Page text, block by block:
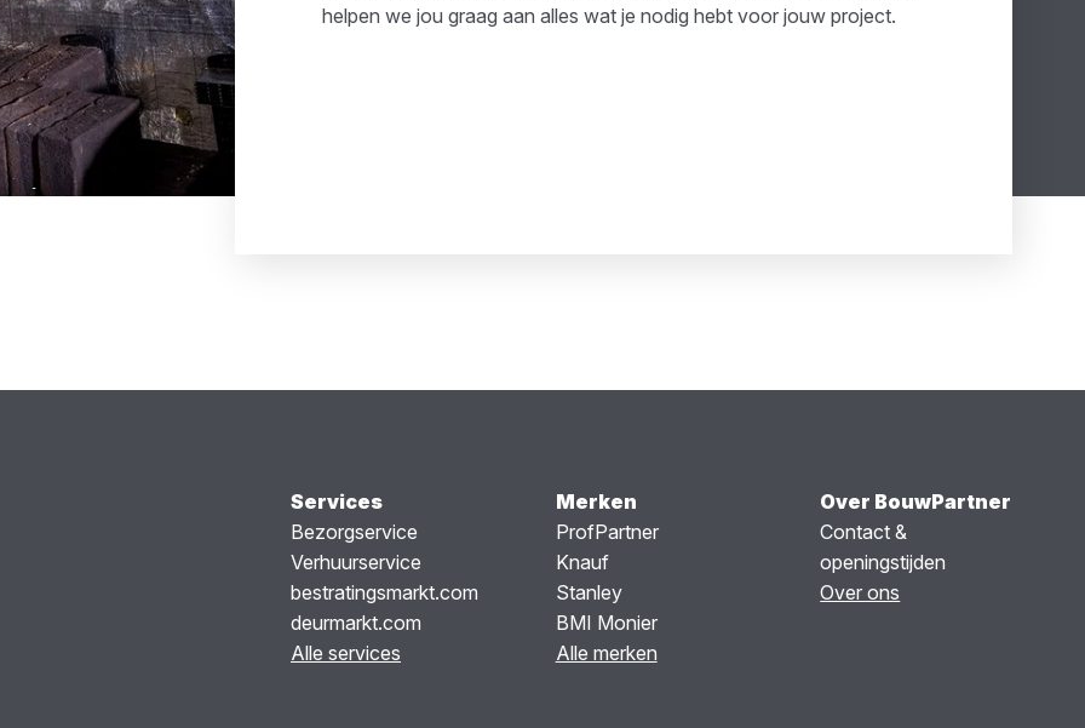
helpen we jou graag aan alles wat je nodig hebt voor jouw project.
Services
Bezorgservice
Verhuurservice
bestratingsmarkt.com
deurmarkt.com
Alle services
Merken
ProfPartner
Knauf
Stanley
BMI Monier
Alle merken
Over BouwPartner
Contact &
openingstijden
Over ons